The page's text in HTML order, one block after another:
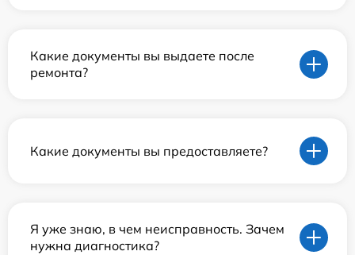
Какие документы вы выдаете после
ремонта?
Какие документы вы предоставляете?
Я уже знаю, в чем неисправность. Зачем
нужна диагностика?